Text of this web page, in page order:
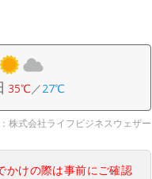
35℃／27℃
株式会社ライフビジネスウェザー
かけの際は事前にご確認